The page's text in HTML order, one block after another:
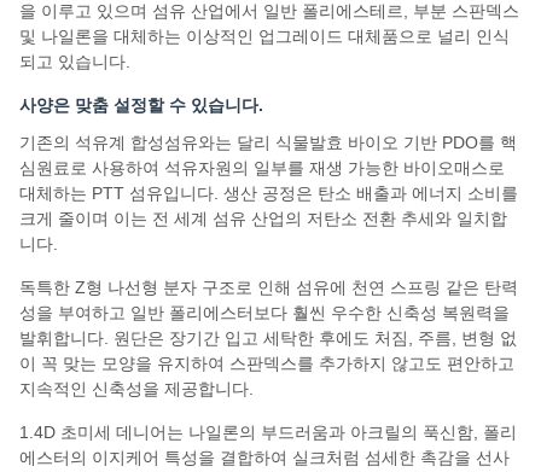
을 이루고 있으며 섬유 산업에서 일반 폴리에스테르, 부분 스판덱스
및 나일론을 대체하는 이상적인 업그레이드 대체품으로 널리 인식
되고 있습니다.
사양은 맞춤 설정할 수 있습니다.
기존의 석유계 합성섬유와는 달리 식물발효 바이오 기반 PDO를 핵
심원료로 사용하여 석유자원의 일부를 재생 가능한 바이오매스로
대체하는 PTT 섬유입니다. 생산 공정은 탄소 배출과 에너지 소비를
크게 줄이며 이는 전 세계 섬유 산업의 저탄소 전환 추세와 일치합
니다.
독특한 Z형 나선형 분자 구조로 인해 섬유에 천연 스프링 같은 탄력
성을 부여하고 일반 폴리에스터보다 훨씬 우수한 신축성 복원력을
발휘합니다. 원단은 장기간 입고 세탁한 후에도 처짐, 주름, 변형 없
이 꼭 맞는 모양을 유지하여 스판덱스를 추가하지 않고도 편안하고
지속적인 신축성을 제공합니다.
1.4D 초미세 데니어는 나일론의 부드러움과 아크릴의 푹신함, 폴리
에스터의 이지케어 특성을 결합하여 실크처럼 섬세한 촉감을 선사